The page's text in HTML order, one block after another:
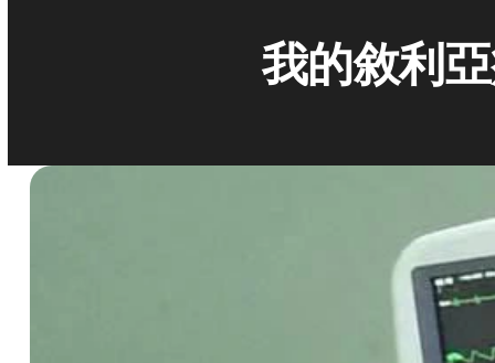
我的敘利